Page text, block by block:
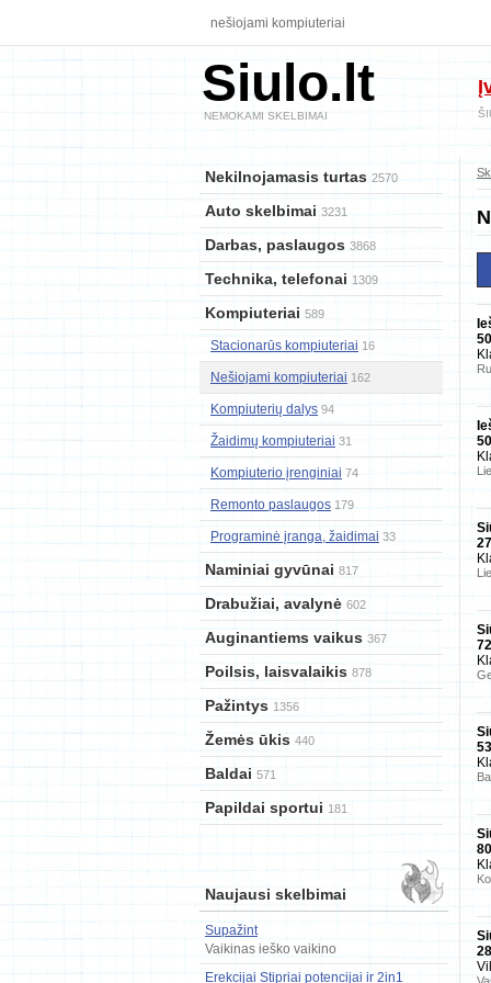
nešiojami kompiuteriai
Siulo.lt
NEMOKAMI SKELBIMAI
Nekilnojamasis turtas 2570
Auto skelbimai 3231
Darbas, paslaugos 3868
Technika, telefonai 1309
Kompiuteriai 589
Stacionarūs kompiuteriai 16
Nešiojami kompiuteriai 162
Kompiuterių dalys 94
Žaidimų kompiuteriai 31
Kompiuterio įrenginiai 74
Remonto paslaugos 179
Programinė įranga, žaidimai 33
Naminiai gyvūnai 817
Drabužiai, avalynė 602
Auginantiems vaikus 367
Poilsis, laisvalaikis 878
Pažintys 1356
Žemės ūkis 440
Baldai 571
Papildai sportui 181
Naujausi skelbimai
Supažint
Vaikinas ieško vaikino
Erekcijai Stipriai potencijai ir 2in1